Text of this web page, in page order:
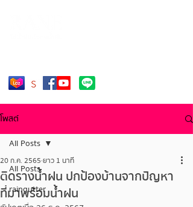
โพสต์
All Posts
raingutter
All Posts
ติดรางน้ำฝน ปกป้องบ้านจากปัญหา
ที่มาพร้อมน้ำฝน
20 ก.ค. 2565 ยาว 1 นาที